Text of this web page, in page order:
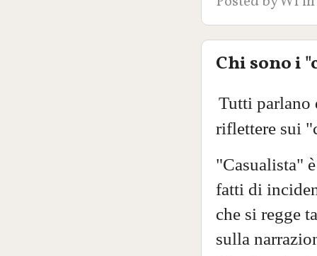
Chi sono i
Tutti parlano
riflettere sui
"Casualista"
fatti di
che si regge
sulla